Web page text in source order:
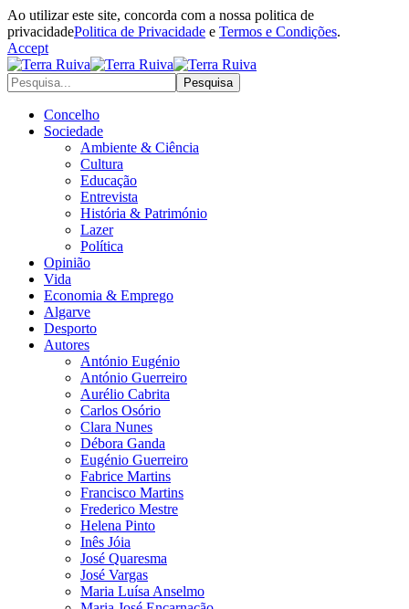
Ao utilizar este site, concorda com a nossa politica de
privacidadePolitica de Privacidade e Termos e Condições.
Accept
Concelho
Sociedade
Ambiente & Ciência
Cultura
Educação
Entrevista
História & Património
Lazer
Política
Opinião
Vida
Economia & Emprego
Algarve
Desporto
Autores
António Eugénio
António Guerreiro
Aurélio Cabrita
Carlos Osório
Clara Nunes
Débora Ganda
Eugénio Guerreiro
Fabrice Martins
Francisco Martins
Frederico Mestre
Helena Pinto
Inês Jóia
José Quaresma
José Vargas
Maria Luísa Anselmo